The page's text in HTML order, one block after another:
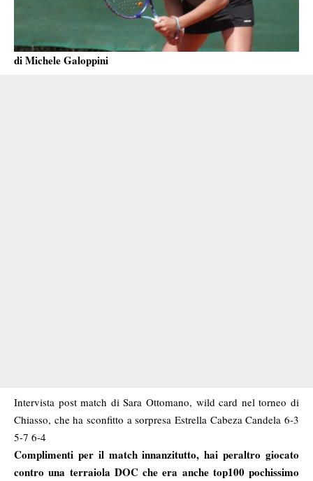
di Michele Galoppini
Intervista post match di Sara Ottomano, wild card nel torneo di
Chiasso, che ha sconfitto a sorpresa Estrella Cabeza Candela 6-3
5-7 6-4
Complimenti per il match innanzitutto, hai peraltro giocato
contro una terraiola DOC che era anche top100 pochissimo